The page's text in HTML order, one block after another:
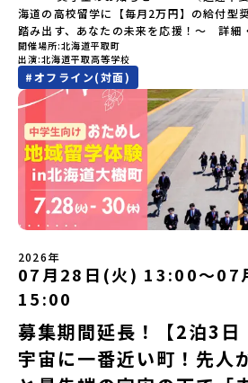
に考える時間も、このプログラムの大切
会う人や体験が、自分の「好き」や「未
せん。この町でしかできない、ちょっと特
でみませんか？体験のおすすめポイント体
定）＜１日目＞（PM）「オリエンテーシ
「有田工業高校見学」 -陶芸技術をまなぶ
なび場を体験 -デザインセンスをまなぶ
場を体験「フィールドワーク」 -有田の
の歴史的な町並みを体感する「有田焼絵
人さんからまなぶ！有田焼伝統の「絵付
（協力：clay studio）「みんなで楽し
り -仲間や地元の高校生、町の大人たち
（AM）「1日目の振り返り」「ワークシ
（PM）「ランチ/お土産タイム」解散※天
ってプログラムを変更する場合がございま
所】佐賀県 有田町（ありたちょう）【実
月5日（日）※参加が確定した方には6月5
「参加者向け事前オンライン研修」をご案
加をお願いします。【集合場所・時間】7
駅※12：00までにJR有田駅に到着する便
所・時間】7月5日(日) 13：00頃 JR有田駅
海道の高校留学に【毎月2万円】の給付型
踏み出す、あなたの未来を応援！～ 詳
---------------------------＜体験費・宿泊
部以上販売された大人気マンガ「ゴールデ
に登場する町！北海道の「アイヌ文化継承
してみませんか？「地元以外の地域の暮
学してみたい！」「アイヌ文化の歴史や、
自分の手で探求したい！」「自然が好き
い！」そんな中学生のみなさんにおすす
験」は、日本全国約200の高校と連携し、
を送る「地域みらい留学」をプチ体験でき
めてのひとり旅でも安心！現地でもスタッ
いたします。今回のフィールドは「北海
う）」北海道の南に位置する平取町（び
然と「アイヌ文化」が継承されている町と
す。町名の「平取（びらとり）」は、アイ
（崖の間を意味）という言葉から名付けら
大きな山々が連なる「幌尻岳（ぽろしりだ
本一の広さを誇る「すずらん」が咲く花畑
ごす放牧地。日本一の清流に選ばれたこと
スが泳ぐ「沙流川（さるがわ）」。他の地
い圧倒的スケールの自然を味わうことが
開催場所 北海道平取町
出演 北海道平取高等学校
#オフライン(対面)
2026年
07月28日(火) 13:00〜07
15:00
募集期間延長！【2泊3日
宇宙に一番近い町！先人